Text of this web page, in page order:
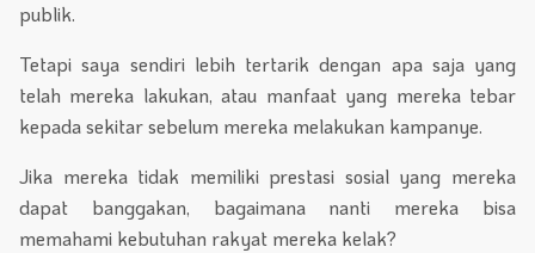
publik.
Tetapi saya sendiri lebih tertarik dengan apa saja yang
telah mereka lakukan, atau manfaat yang mereka tebar
kepada sekitar sebelum mereka melakukan kampanye.
Jika mereka tidak memiliki prestasi sosial yang mereka
dapat banggakan, bagaimana nanti mereka bisa
memahami kebutuhan rakyat mereka kelak?